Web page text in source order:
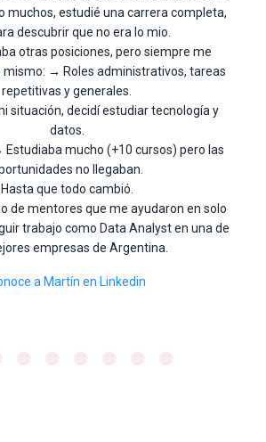
muchos, estudié una carrera completa,
descubrir que no era lo mio.
otras posiciones, pero siempre me
mismo: → Roles administrativos, tareas
repetitivas y generales.
situación, decidí estudiar tecnología y
datos.
mucho (+10 cursos) pero las
no llegaban.
Hasta que todo cambió.
de mentores que me ayudaron en solo
trabajo como Data Analyst en una de
empresas de Argentina.
a Martín en Linkedin